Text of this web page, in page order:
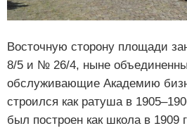
Восточную сторону площади
8/5 и № 26/4, ныне
обслуживающие Академию
строился как ратуша в
был построен как школа в 1909